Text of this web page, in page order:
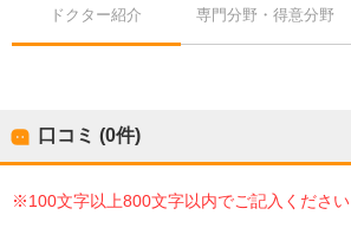
ドクター紹介 専門分野・得意分野
口コミ (0件)
※100文字以上800文字以内でご記入ください